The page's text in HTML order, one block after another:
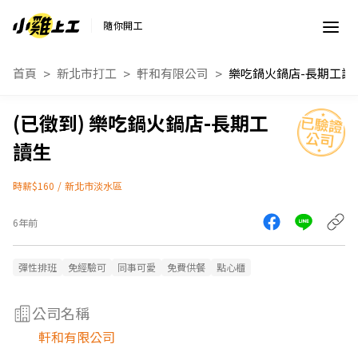
隨你開工
首頁 新北市打工 軒和有限公司 樂吃鍋火鍋店-長期工讀
樂吃鍋火鍋店-長期工
讀生
時薪$160 / 新北市淡水區
6年前
彈性排班 免經驗可 同事可愛 免費供餐 點心櫃
公司名稱
軒和有限公司